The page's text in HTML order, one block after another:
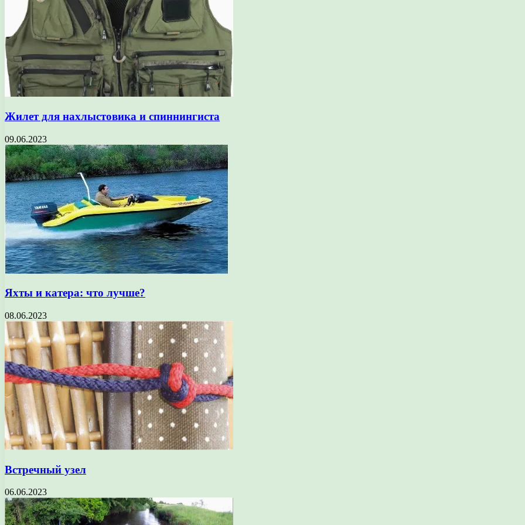
Жилет для нахлыстовика и спиннингиста
09.06.2023
Яхты и катера: что лучше?
08.06.2023
Встречный узел
06.06.2023